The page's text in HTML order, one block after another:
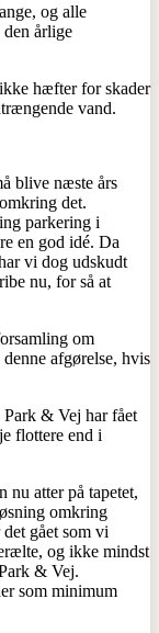
og alle
den årlige
hæfter for skader
vand.
blive næste års
det.
parkering i
en god idé. Da
vi dog udskudt
nu, for så at
om
afgørelse, hvis
& Vej har fået
flottere end i
nu atter på tapetet,
omkring
gået som vi
og ikke mindst
& Vej.
som minimum